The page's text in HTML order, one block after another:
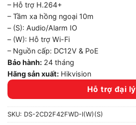
– Hỗ trợ H.264+
– Tầm xa hồng ngoại 10m
– (S): Audio/Alarm IO
– (W): Hỗ trợ Wi-Fi
– Nguồn cấp: DC12V & PoE
Bảo hành: 24 tháng
Hãng sản xuất: Hikvision
Hỗ trợ đại lý
SKU: DS-2CD2F42FWD-I(W)(S)